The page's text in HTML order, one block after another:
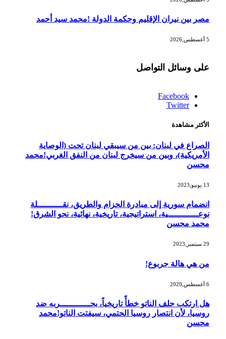
مصر بين نيران الإقليم وحكمة الدولة !محمد سيد أحمد
على وسائل التواصل
Facebook
Twitter
الأكثر مشاهدة
الصراع في لبنان: بين من سيبقي لبنان تحت (الوصاية
الأمريكية)، وبين من سيخرج لبنان من النفق الغربي!محمد
محسن
13 يونيو,2023
انضمام سورية إلى مبادرة الحزام والطريق، نقــــــــــلة
نوعــــــــــــية، استراتيجية، تاريخية، نهائية، نحو الشرق!
محمد محسن
29 سبتمبر,2023
من هي هالة جربوع!
هل ارتكب حلف الناتو خطأً تاريخياً، بحــــــــــــربه ضد
روسيا، لأن انتصار روسيا الحتمي، سيفتت الناتو!محمد
محسن